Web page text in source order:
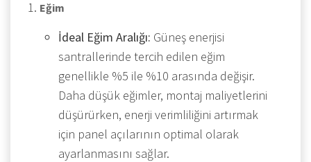
Eğim
İdeal Eğim Aralığı: Güneş enerjisi
santrallerinde tercih edilen eğim
genellikle %5 ile %10 arasında değişir.
Daha düşük eğimler, montaj maliyetlerini
düşürürken, enerji verimliliğini artırmak
için panel açılarının optimal olarak
ayarlanmasını sağlar.